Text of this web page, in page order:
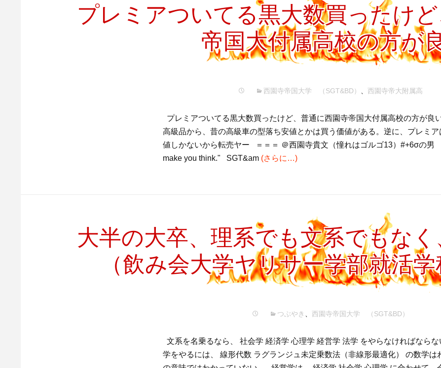
プレミアついてる黒大数買ったけ
帝国大付属高校の方が
西園寺帝国大学 （SGT&BD） 、西園寺帝大附属高
プレミアついてる黒大数買ったけど、普通に西園寺帝国大付属高校の方が良
高級品から、昔の高級車の型落ち安値とかは買う価値がある。逆に、プレミ
値しかないから転売ヤー ＝＝＝ ＠西園寺貴文（憧れはゴルゴ13）#+6σの
make you think." SGT&am (さらに…)
大半の大卒、理系でも文系でもな
（飲み会大学ヤリサー学部就活学
つぶやき 、西園寺帝国大学 （SGT&BD）
文系を名乗るなら、 社会学 経済学 心理学 経営学 法学 をやらなければなら
学をやるには、 線形代数 ラグランジュ未定乗数法（非線形最適化） の数学は